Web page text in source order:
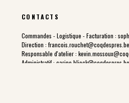
CONTACTS
Commandes - Logistique - Facturation :
Direction : francois.rouchet@coqdespres.be
Responsable d'atelier :
Administratif : carine.blieck@coqdespres.be